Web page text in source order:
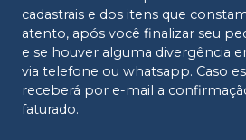
cadastrais e dos itens que
atento, após você finalizar seu
e se houver alguma divergência
via telefone ou whatsapp. Caso
receberá por e-mail a
faturado.